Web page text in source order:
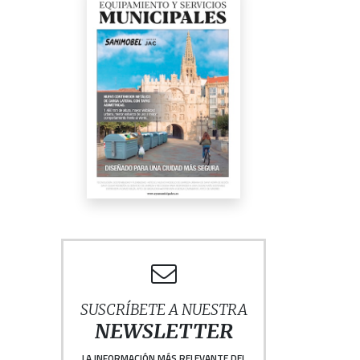
SUSCRÍBETE A NUESTRA
NEWSLETTER